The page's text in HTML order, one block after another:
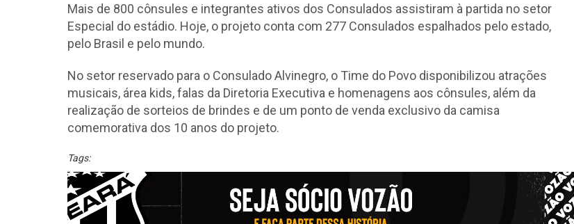
Mais de 800 cônsules e integrantes ativos dos Consulados assistiram à partida no setor
Especial do estádio. Hoje, o projeto conta com 277 Consulados espalhados pelo estado,
pelo Brasil e pelo mundo.
No setor reservado para o Consulado Alvinegro, o Time do Povo disponibilizou atrações
musicais, área kids, falas da Diretoria Executiva e homenagens aos cônsules, além da
realização de sorteios de brindes e de um ponto de venda exclusivo da camisa
comemorativa dos 10 anos do projeto.
Tags: